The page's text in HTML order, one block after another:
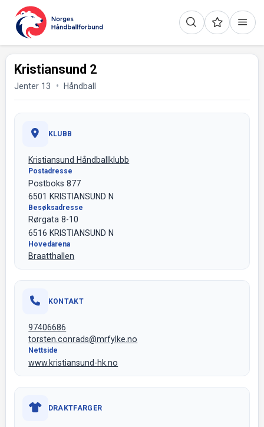
Kristiansund 2
Jenter 13 Håndball
KLUBB
Kristiansund Håndballklubb
Postadresse
Postboks 877
6501 KRISTIANSUND N
Besøksadresse
Rørgata 8-10
6516 KRISTIANSUND N
Hovedarena
Braatthallen
KONTAKT
97406686
torsten.conrads@mrfylke.no
Nettside
www.kristiansund-hk.no
DRAKTFARGER